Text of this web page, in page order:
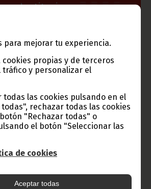
para mejorar tu experiencia.
cookies propias y de terceros
tráfico y personalizar el
todas las cookies pulsando en el
rechazar todas las cookies
"Rechazar todas" o
el botón "Seleccionar las
de cookies
Aceptar todas
e Instituciones
de Guinea Ecuatorial
de Guinea
aquí para escuchar ahora